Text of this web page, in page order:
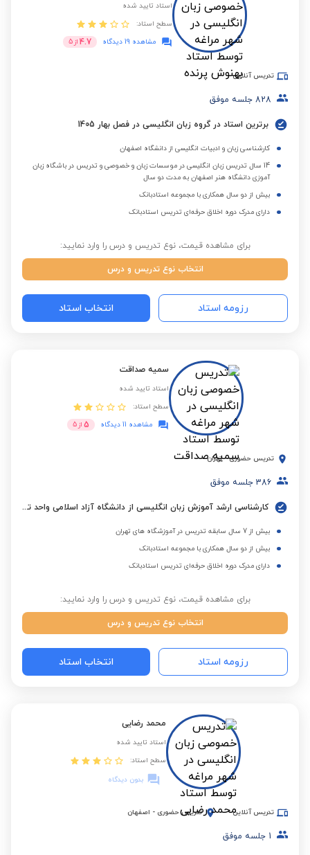
استاد تایید شده
سطح استاد:
مشاهده 19 دیدگاه
4.7 از 5
تدریس آنلاین
828 جلسه موفق
برترین استاد در گروه زبان انگلیسی در فصل بهار 1405
کارشناسی زبان و ادبیات انگلیسی از دانشگاه اصفهان
14 سال تدریس زبان انگلیسی در موسسات زبان و خصوصی و تدریس در باشگاه زبان
آموزی دانشگاه هنر اصفهان به مدت دو سال
بیش از دو سال همکاری با مجموعه استادبانک
دارای مدرک دوره اخلاق حرفه‌ای تدریس استادبانک
برای مشاهده قیمت، نوع تدریس و درس را وارد نمایید:
انتخاب نوع تدریس و درس
رزومه استاد انتخاب استاد
سمیه صداقت
استاد تایید شده
سطح استاد:
مشاهده 11 دیدگاه
5 از 5
تدریس حضوری - تهران
386 جلسه موفق
کارشناسی ارشد آموزش زبان انگلیسی از دانشگاه آزاد اسلامی واحد تهران جنوب
بیش از 7 سال سابقه تدریس در آموزشگاه های تهران
بیش از دو سال همکاری با مجموعه استادبانک
دارای مدرک دوره اخلاق حرفه‌ای تدریس استادبانک
برای مشاهده قیمت، نوع تدریس و درس را وارد نمایید:
انتخاب نوع تدریس و درس
رزومه استاد انتخاب استاد
محمد رضایی
استاد تایید شده
سطح استاد:
بدون دیدگاه
تدریس آنلاین تدریس حضوری - اصفهان
1 جلسه موفق